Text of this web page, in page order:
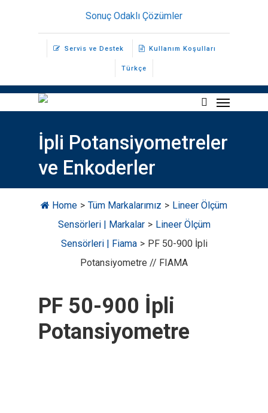
Sonuç Odaklı Çözümler
Servis ve Destek Kullanım Koşulları
Türkçe
search
Menu
İpli Potansiyometreler
ve Enkoderler
Home > Tüm Markalarımız > Lineer Ölçüm
Sensörleri | Markalar > Lineer Ölçüm
Sensörleri | Fiama > PF 50-900 İpli
Potansiyometre // FIAMA
PF 50-900 İpli
Potansiyometre